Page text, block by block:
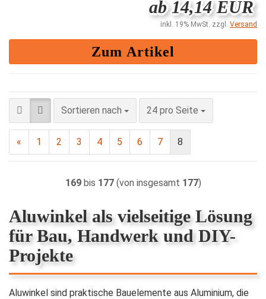
ab 14,14 EUR
inkl. 19% MwSt. zzgl. Versand
Zum Artikel
Sortieren nach
Sortieren nach 24 pro Seite
pro Seite
« 1 2 3 4 5 6 7 8
169bis 177(von insgesamt 177)
Aluwinkel als vielseitige Lösung
für Bau, Handwerk und DIY-
Projekte
Aluwinkel sind praktische Bauelemente aus Aluminium, die